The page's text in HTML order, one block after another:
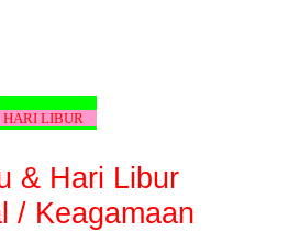
LIBUR
& Hari Libur
/ Keagamaan